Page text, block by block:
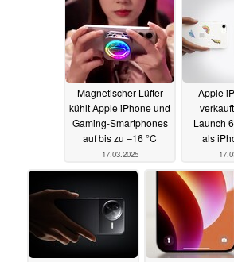
Magnetischer Lüfter
kühlt Apple iPhone und
Gaming-Smartphones
auf bis zu –16 °C
17.03.2025
Apple
Launch
als